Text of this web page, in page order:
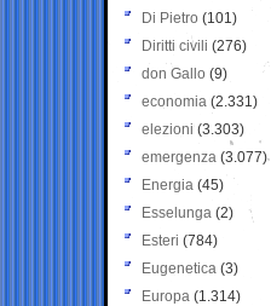
Di Pietro (101)
Diritti civili (276)
don Gallo (9)
economia (2.331)
elezioni (3.303)
emergenza (3.077)
Energia (45)
Esselunga (2)
Esteri (784)
Eugenetica (3)
Europa (1.314)